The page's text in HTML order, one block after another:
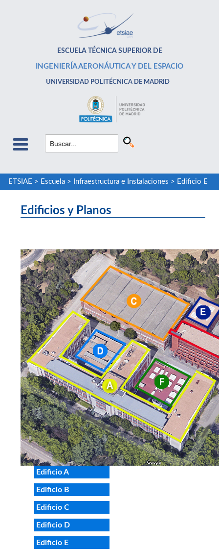
ESCUELA TÉCNICA SUPERIOR DE
INGENIERÍA AERONÁUTICA Y DEL ESPACIO
UNIVERSIDAD POLITÉCNICA DE MADRID
ETSIAE > Escuela> Infraestructura e Instalaciones > Edificio E
Edificios y Planos
Edificio A
Edificio B
Edificio C
Edificio D
Edificio E